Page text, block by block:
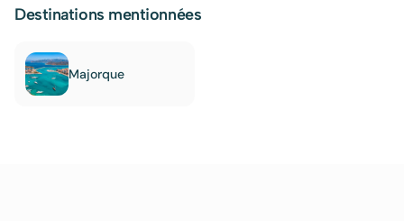
Destinations mentionnées
Majorque